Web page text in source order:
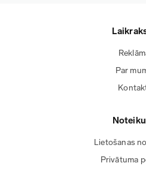
Par
Lietošanas
Privātuma